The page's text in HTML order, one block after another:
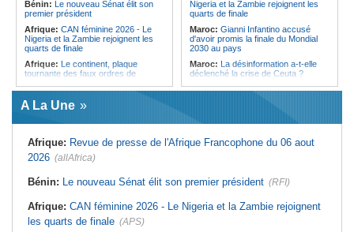
pays
Bénin: Le nouveau Sénat élit son
premier président
Afrique: CAN féminine 2026 - Le
Nigeria et la Zambie rejoignent les
quarts de finale
Afrique: Le continent, plaque
tournante des faux ordres de
Guinée:
assume les fonctions présidentielles
Ghana:John Dramani en Jamaïque
l'esclavage
Sénégal:Banque mondiale - 340
priorités du pays
La Cour suprême confirme la
condamnation de l'ex-ministre de
l'Économie
Nigeria et la Zambie rejoignent les
quarts de finale
Maroc: Gianni Infantino accusé
d'avoir promis la finale du Mondial
2030 au pays
Maroc: La désinformation a-t-elle
déclenché la crise de Ceuta ?
Afrique:L'essor historique de
Algérie:France - L'affaire Mehdi
policière contre le narcotrafic
Monde arabe au Caire
2026 - Le continent, entre ouverture
commerciale et défiance migratoire
A La Une
Afrique: Revue de presse de l'Afrique Francophone du 06 aout
2026 (allAfrica)
Bénin: Le nouveau Sénat élit son premier président (RFI)
Afrique: CAN féminine 2026 - Le Nigeria et la Zambie rejoignent
les quarts de finale (APS)